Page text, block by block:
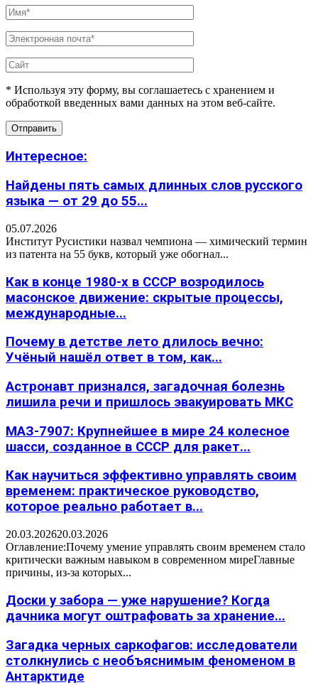
* Используя эту форму, вы соглашаетесь с хранением и
обработкой введенных вами данных на этом веб-сайте.
Интересное:
Найдены пять самых длинных слов русского
языка — от 29 до 55...
05.07.2026
Институт Русистики назвал чемпиона — химический термин
из патента на 55 букв, который уже обогнал...
Как в конце 1980-х в СССР возродилось
масонское движение: скрытые процессы,
международные...
Почему в детстве лето длилось вечно:
Учёный нашёл ответ в том, как...
Астронавт признался, загадочная болезнь
лишила речи и пришлось эвакуировать МКС
МАЗ-7907: Крупнейшее в мире 24 колесное
шасси, созданное в СССР для ракет...
Как научиться эффективно управлять своим
временем: практическое руководство,
которое реально работает в...
20.03.202620.03.2026
Оглавление:Почему умение управлять своим временем стало
критически важным навыком в современном миреГлавные
причины, из-за которых...
Доски у забора — уже нарушение? Когда
дачника могут оштрафовать за хранение...
Загадка черных саркофагов: исследователи
столкнулись с необъяснимым феноменом в
Антарктиде